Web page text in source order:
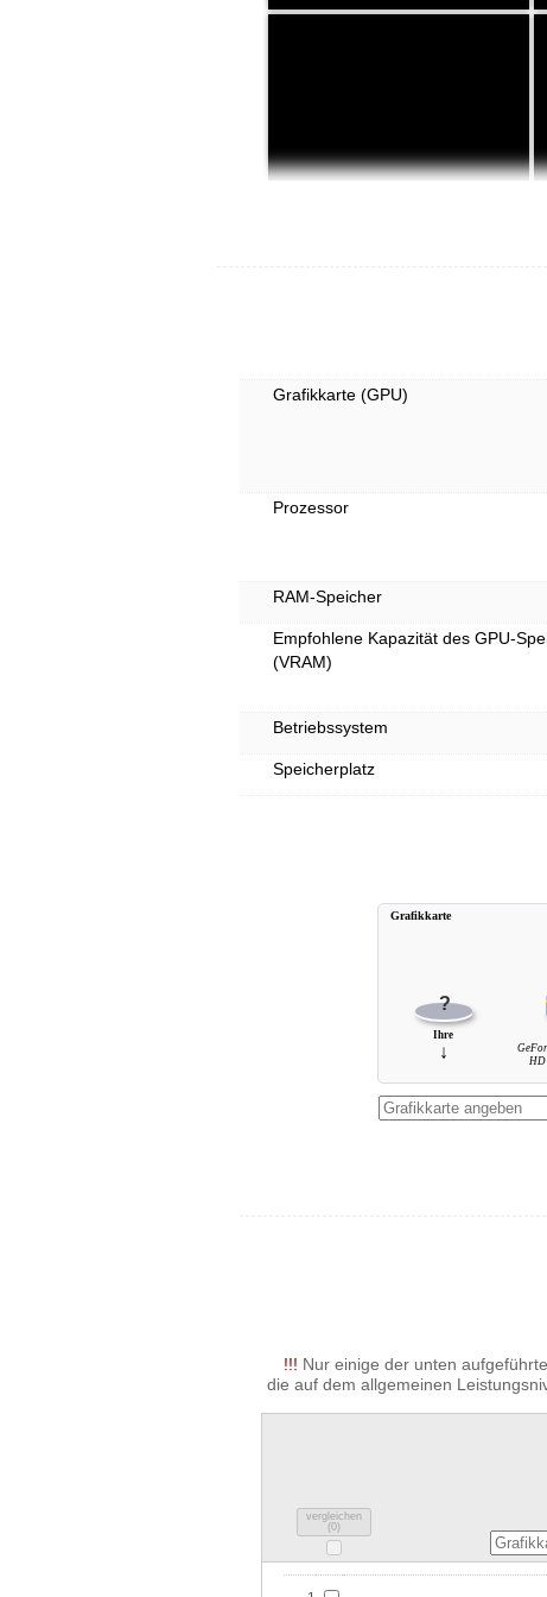
Grafikkarte (GPU)
Prozessor
RAM-Speicher
Empfohlene Kapazität des GPU-
(VRAM)
Betriebssystem
Speicherplatz
?
Ihre
↓
HD
Grafikkarte
!!! Nur einige der unten
die auf dem allgemeinen
vergleichen
(0)